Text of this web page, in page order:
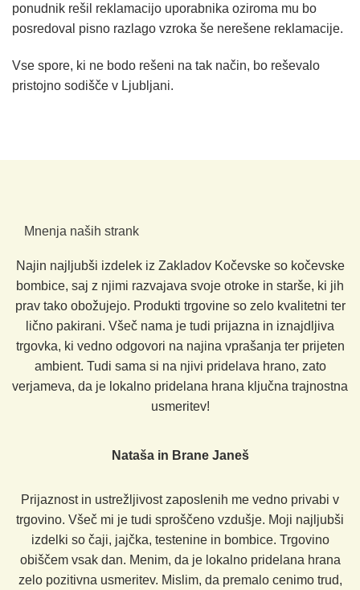
ponudnik rešil reklamacijo uporabnika oziroma mu bo
posredoval pisno razlago vzroka še nerešene reklamacije.
Vse spore, ki ne bodo rešeni na tak način, bo reševalo
pristojno sodišče v Ljubljani.
Mnenja naših strank
Najin najljubši izdelek iz Zakladov Kočevske so kočevske
bombice, saj z njimi razvajava svoje otroke in starše, ki jih
prav tako obožujejo. Produkti trgovine so zelo kvalitetni ter
lično pakirani. Všeč nama je tudi prijazna in iznajdljiva
trgovka, ki vedno odgovori na najina vprašanja ter prijeten
ambient. Tudi sama si na njivi pridelava hrano, zato
verjameva, da je lokalno pridelana hrana ključna trajnostna
usmeritev!
Nataša in Brane Janeš
Prijaznost in ustrežljivost zaposlenih me vedno privabi v
trgovino. Všeč mi je tudi sproščeno vzdušje. Moji najljubši
izdelki so čaji, jajčka, testenine in bombice. Trgovino
obiščem vsak dan. Menim, da je lokalno pridelana hrana
zelo pozitivna usmeritev. Mislim, da premalo cenimo trud,